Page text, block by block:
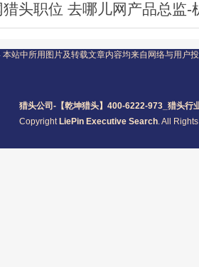
猎头职位 去哪儿网产品总监-
猎头公司 -【乾坤猎头】400-6222-973_ 猎头行
Copyright LiePin Executive Search. All
本站中所用图片及转载文章内容均来自网络与用户